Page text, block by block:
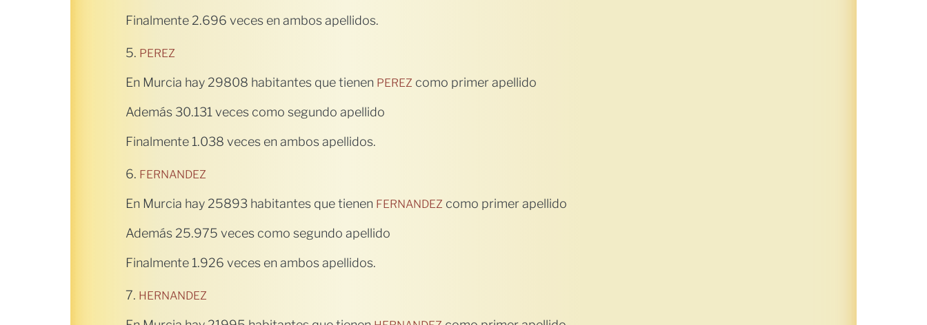
Finalmente 2.696 veces en ambos apellidos.
5. PEREZ
En Murcia hay 29808 habitantes que tienen PEREZ como primer apellido
Además 30.131 veces como segundo apellido
Finalmente 1.038 veces en ambos apellidos.
6. FERNANDEZ
En Murcia hay 25893 habitantes que tienen FERNANDEZ como primer apellido
Además 25.975 veces como segundo apellido
Finalmente 1.926 veces en ambos apellidos.
7. HERNANDEZ